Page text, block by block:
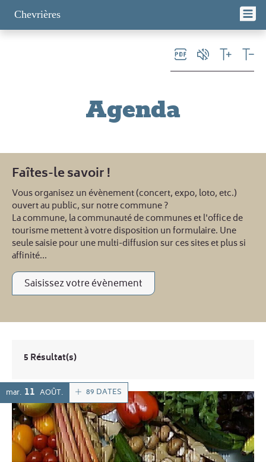
Chevrières
Agenda
Faîtes-le savoir !
Vous organisez un évènement (concert, expo, loto, etc.)
ouvert au public, sur notre commune ?
La commune, la communauté de communes et l'office de
tourisme mettent à votre disposition un formulaire. Une
seule saisie pour une multi-diffusion sur ces sites et plus si
affinité...
Saisissez votre évènement
5 Résultat(s)
89 DATES
mar. 11 AOÛT